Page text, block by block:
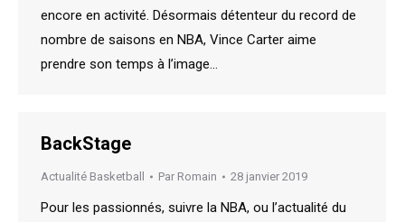
encore en activité. Désormais détenteur du record de
nombre de saisons en NBA, Vince Carter aime
prendre son temps à l’image…
BackStage
Actualité Basketball Par Romain 28 janvier 2019
Pour les passionnés, suivre la NBA, ou l’actualité du